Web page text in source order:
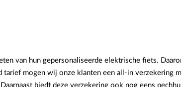
van hun gepersonaliseerde elektrische fiets.
mogen wij onze klanten een all-in verzekering
biedt deze verzekering ook nog eens